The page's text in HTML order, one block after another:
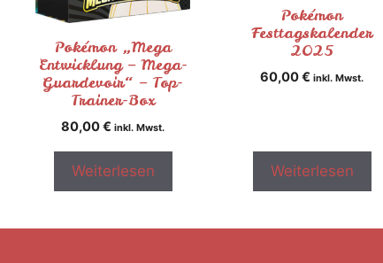
Pokémon „Mega
Entwicklung – Mega-
Guardevoir“ – Top-
Trainer-Box
80,00€ inkl. Mwst.
Weiterlesen
Pokémon
Festtagskalender
2025
60,00€ inkl. Mwst.
Weiterlesen